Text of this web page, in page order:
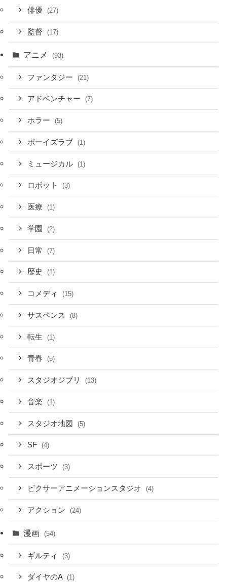
俳優 (27)
監督 (17)
アニメ (93)
ファンタジー (21)
アドベンチャー (7)
ホラー (5)
ボーイズラブ (1)
ミュージカル (1)
ロボット (3)
医療 (1)
学園 (2)
日常 (7)
歴史 (1)
コメディ (15)
サスペンス (8)
転生 (1)
青春 (5)
スタジオジブリ (13)
音楽 (1)
スタジオ地図 (5)
SF (4)
スポーツ (3)
ピクサーアニメーションスタジオ (4)
アクション (24)
漫画 (54)
ギルティ (3)
ダイヤのA (1)